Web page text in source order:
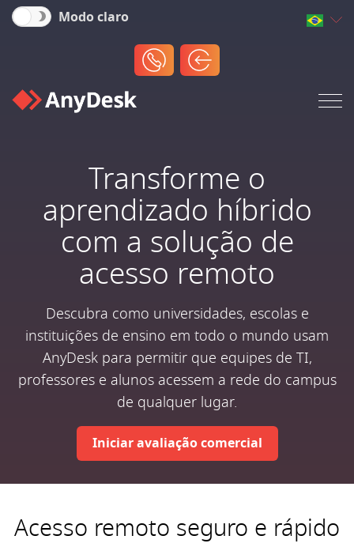
Modo claro
Transforme o
aprendizado híbrido
com a solução de
acesso remoto
Descubra como universidades, escolas e
instituições de ensino em todo o mundo usam
AnyDesk para permitir que equipes de TI,
professores e alunos acessem a rede do campus
de qualquer lugar.
Iniciar avaliação comercial
Acesso remoto seguro e rápido